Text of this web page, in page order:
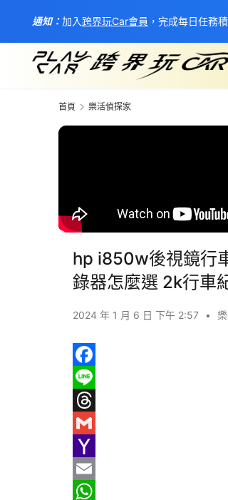
首頁 樂活偵探家
hp i850w後視鏡行
錄器怎麼選 2k行車
2024 年 1 月 6 日 下午 2:57 •
F
a
c
b
o
L
e
T
r
e
G
m
a
Y
aE
通知：加入 跨界玩Car會員 ，完成每日任務